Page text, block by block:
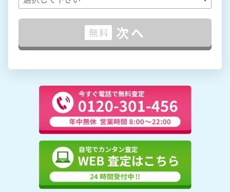
無料 次へ